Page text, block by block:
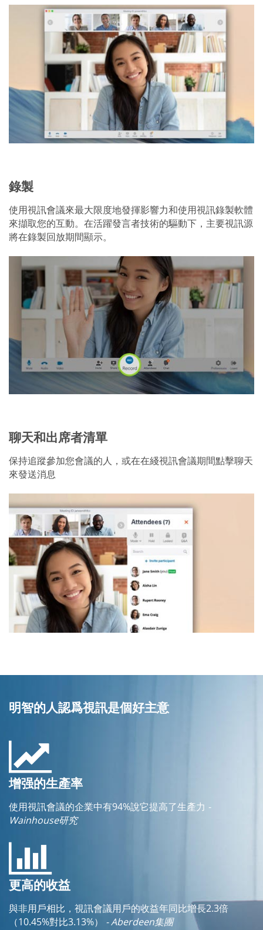
錄製
使用視訊會議來最大限度地發揮影響力和使用視訊錄製軟體
來擷取您的互動。在活躍發言者技術的驅動下，主要視訊源
將在錄製回放期間顯示。
聊天和出席者清單
保持追蹤參加您會議的人，或在在綫視訊會議期間點擊聊天
來發送消息
明智的人認爲視訊是個好主意
增强的生產率
使用視訊會議的企業中有94%說它提高了生產力 -
Wainhouse研究
更高的收益
與非用戶相比，視訊會議用戶的收益年同比增長2.3倍
（10.45%對比3.13%）
- Aberdeen集團